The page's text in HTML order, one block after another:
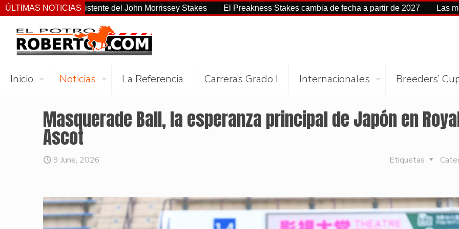
ÚLTIMAS NOTICIAS
más consistente del John Morrissey Stakes El Preakness Stakes cambia de fecha a partir de 2027 Las mejores
Inicio Noticias La Referencia Carreras Grado I Internacionales Breeders’
Masquerade Ball, la esperanza principal de Japón en
Ascot
9 June, 2026 Etiquetas